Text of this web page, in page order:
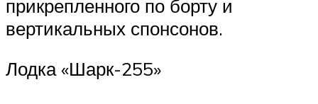
прикрепленного по борту и
вертикальных спонсонов.
Лодка «Шарк-255»